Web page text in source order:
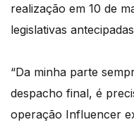
realização em 10 de
legislativas
“Da minha parte
despacho final, é
operação Influencer